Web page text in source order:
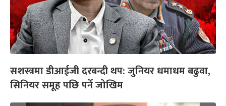
सशस्त्रमा डीआईजी दरबन्दी थप: जुनियर धमाधम बढुवा,
सिनियर समूह पछि पर्ने जोखिम